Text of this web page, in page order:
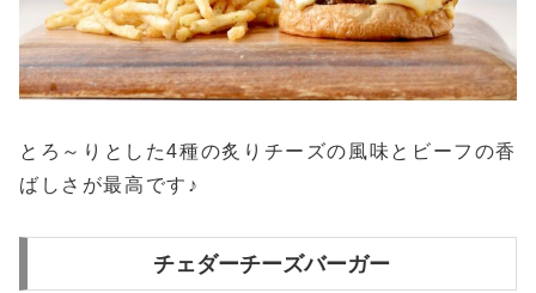
とろ～りとした4種の炙りチーズの風味とビーフの香
ばしさが最高です♪
チェダーチーズバーガー